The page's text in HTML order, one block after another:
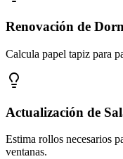
Renovación de
Calcula papel tapiz para
Actualización de
Estima rollos necesarios
ventanas.